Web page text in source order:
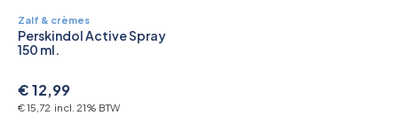
Zalf & crèmes
Perskindol Active Spray
150 ml.
€ 12,99
€ 15,72 incl. 21% BTW